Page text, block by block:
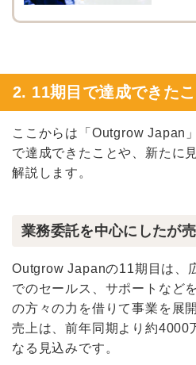
2. 11期目で達成できた
ここからは「Outgrow Japan
で達成できたことや、新たに
解説します。
業務委託を中心にしたが
Outgrow Japanの11期目は、
でのセールス、サポートなど
の方々の力を借りて事業を展
売上は、前年同期より約4000
なる見込みです。